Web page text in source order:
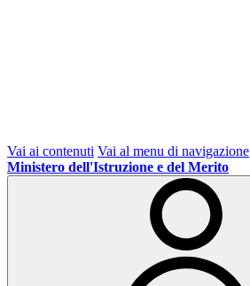
Vai ai contenuti Vai al menu di navigazione
Ministero dell'Istruzione e del Merito